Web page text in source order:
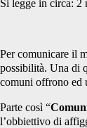
Si legge in circa: 2
Per comunicare il
possibilità. Una di
comuni offrono ed
Parte così “
l’obbiettivo di